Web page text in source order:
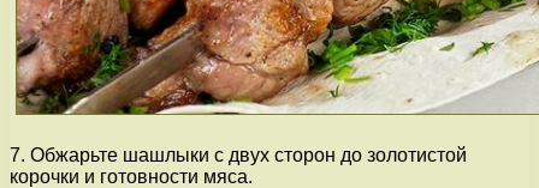
7. Обжарьте шашлыки с двух сторон до золотистой
корочки и готовности мяса.